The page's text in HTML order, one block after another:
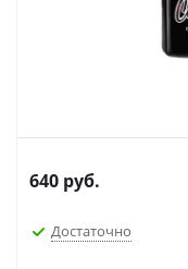
640 руб.
Достаточно